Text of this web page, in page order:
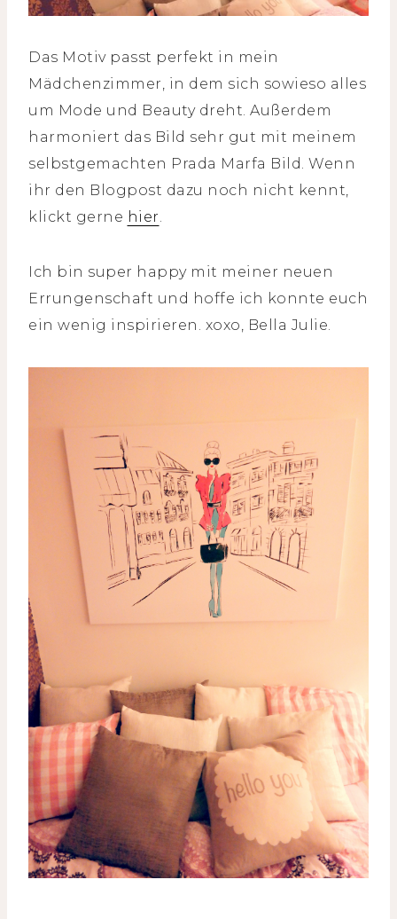
Das Motiv passt perfekt in mein
Mädchenzimmer, in dem sich sowieso alles
um Mode und Beauty dreht. Außerdem
harmoniert das Bild sehr gut mit meinem
selbstgemachten Prada Marfa Bild. Wenn
ihr den Blogpost dazu noch nicht kennt,
klickt gerne hier.
Ich bin super happy mit meiner neuen
Errungenschaft und hoffe ich konnte euch
ein wenig inspirieren. xoxo, Bella Julie.